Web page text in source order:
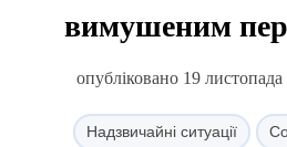
вимушеним
опубліковано 19
Надзвичайні ситуації